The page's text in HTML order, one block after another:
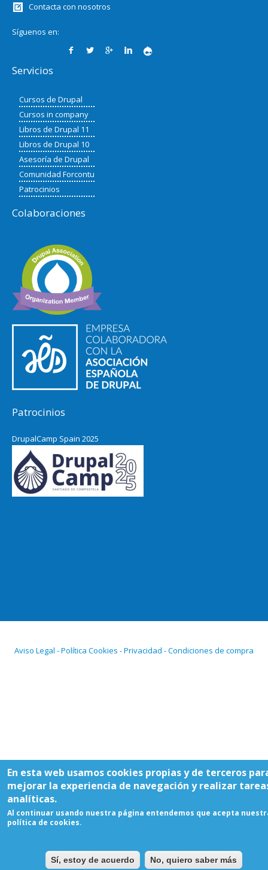
Contacta con nosotros
Síguenos en:
Servicios
Cursos de Drupal
Cursos in company
Libros de Drupal 11
Libros de Drupal 10
Asesoría de Drupal
Comunidad Forcontu
Patrocinios
Colaboraciones
Patrocinios
DrupalCamp Spain 2025
Aviso Legal - Política Cookies - Privacidad - Condiciones de compra
En esta web usamos cookies propias y de terceros
mejorar la experiencia de navegación y realizar
analíticas.
Al continuar usando nuestra página entendemos que acepta
política de cookies.
Sí, estoy de acuerdo No, quiero saber más